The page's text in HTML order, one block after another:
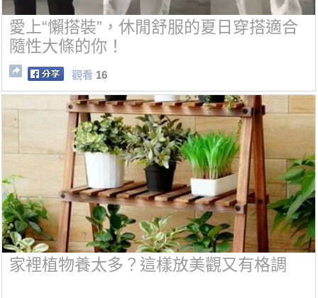
愛上“懶搭裝”，休閒舒服的夏日穿搭適合
隨性大條的你！
觀看 16
家裡植物養太多？這樣放美觀又有格調